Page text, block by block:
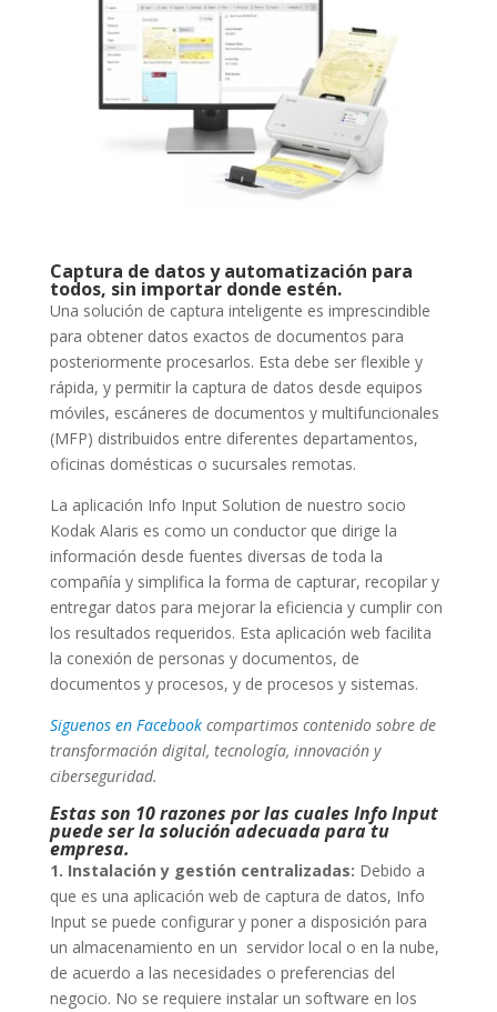
Captura de datos y automatización para
todos, sin importar donde estén.
Una solución de captura inteligente es imprescindible
para obtener datos exactos de documentos para
posteriormente procesarlos. Esta debe ser flexible y
rápida, y permitir la captura de datos desde equipos
móviles, escáneres de documentos y multifuncionales
(MFP) distribuidos entre diferentes departamentos,
oficinas domésticas o sucursales remotas.
La aplicación Info Input Solution de nuestro socio
Kodak Alaris es como un conductor que dirige la
información desde fuentes diversas de toda la
compañía y simplifica la forma de capturar, recopilar y
entregar datos para mejorar la eficiencia y cumplir con
los resultados requeridos. Esta aplicación web facilita
la conexión de personas y documentos, de
documentos y procesos, y de procesos y sistemas.
Siguenos en Facebookcompartimos contenido sobre de
transformación digital, tecnología, innovación y
ciberseguridad.
Estas son 10 razones por las cuales Info Input
puede ser la solución adecuada para tu
empresa.
1. Instalación y gestión centralizadas: Debido a
que es una aplicación web de captura de datos, Info
Input se puede configurar y poner a disposición para
un almacenamiento en un servidor local o en la nube,
de acuerdo a las necesidades o preferencias del
negocio. No se requiere instalar un software en los